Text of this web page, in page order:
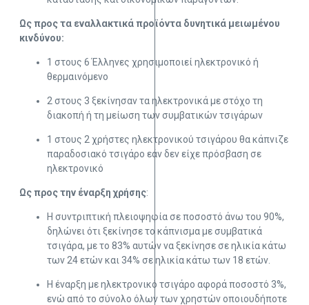
Ως προς τα εναλλακτικά προϊόντα δυνητικά μειωμένου
κινδύνου:
1 στους 6 Έλληνες χρησιμοποιεί ηλεκτρονικό ή
θερμαινόμενο
2 στους 3 ξεκίνησαν τα ηλεκτρονικά με στόχο τη
διακοπή ή τη μείωση των συμβατικών τσιγάρων
1 στους 2 χρήστες ηλεκτρονικού τσιγάρου θα κάπνιζε
παραδοσιακό τσιγάρο εάν δεν είχε πρόσβαση σε
ηλεκτρονικό
Ως προς την έναρξη χρήσης:
Η συντριπτική πλειοψηφία σε ποσοστό άνω του 90%,
δηλώνει ότι ξεκίνησε το κάπνισμα με συμβατικά
τσιγάρα, με το 83% αυτών να ξεκίνησε σε ηλικία κάτω
των 24 ετών και 34% σε ηλικία κάτω των 18 ετών.
Η έναρξη με ηλεκτρονικό τσιγάρο αφορά ποσοστό 3%,
ενώ από το σύνολο όλων των χρηστών οποιουδήποτε